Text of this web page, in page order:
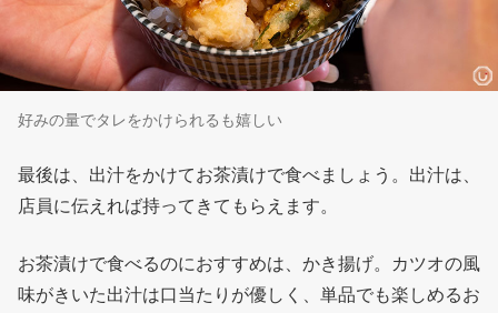
好みの量でタレをかけられるも嬉しい
最後は、出汁をかけてお茶漬けで食べましょう。出汁は、
店員に伝えれば持ってきてもらえます。
お茶漬けで食べるのにおすすめは、かき揚げ。カツオの風
味がきいた出汁は口当たりが優しく、単品でも楽しめるお